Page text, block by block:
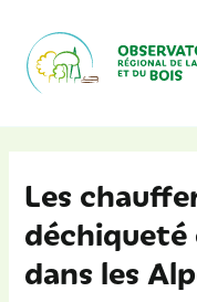
contenu
Les
déchiqueté
dans les